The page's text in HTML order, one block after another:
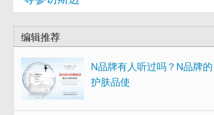
编辑推荐
N品牌有人听过吗？N品牌的
护肤品使